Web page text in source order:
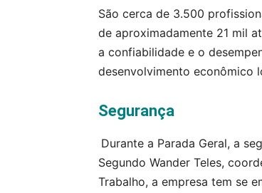
São cerca de 3.500
de aproximadamente 21 mil
a confiabilidade e o
desenvolvimento econômico
Segurança
Durante a Parada Geral, a
Segundo Wander Teles,
Trabalho, a empresa tem se